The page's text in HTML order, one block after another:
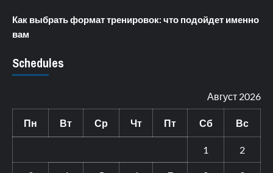
Как выбрать формат тренировок: что подойдет именно
вам
Schedules
Август 2026
Пн Вт Ср Чт Пт Сб Вс
1 2